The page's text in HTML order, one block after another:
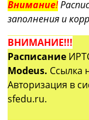
Внимание!
заполнения и
ВНИМАНИЕ!!!
Расписание
Modeus. Ссылка
Авторизация в
sfedu.ru.